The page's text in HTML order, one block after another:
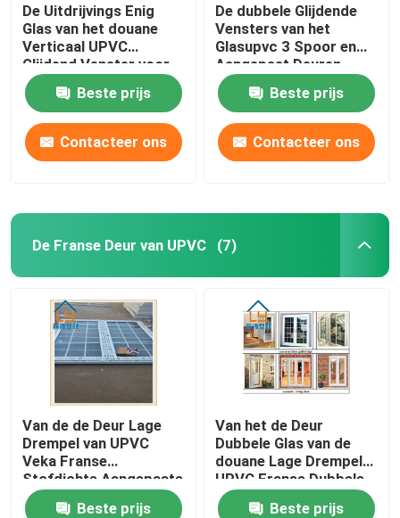
De Uitdrijvings Enig
Glas van het douane
Verticaal UPVC
Glijdend Venster voor
Huisvestingsdecoratie
Beste prijs
Contacteer ons
De dubbele Glijdende
Vensters van het
Glasupvc 3 Spoor en
Aangepast Deuren
Geluiddicht
Beste prijs
Contacteer ons
De Franse Deur van UPVC (7)
Van de de Deur Lage
Drempel van UPVC
Veka Franse
Stofdichte Aangepaste
de Hitteisolatie
Beste prijs
Van het de Deur
Dubbele Glas van de
douane Lage Drempel
UPVC Franse Dubbele
de Sjerp Europese Stijl
Beste prijs